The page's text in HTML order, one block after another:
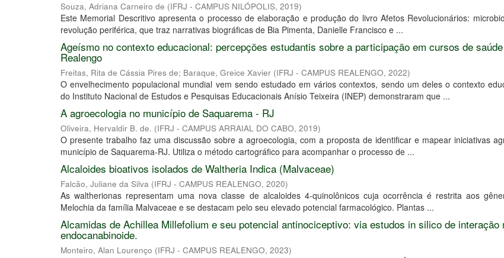
Souza, Adriana Carneiro de (IFRJ - CAMPUS NILÓPOLIS, 2019)
Este Memorial Descritivo apresenta o processo de elaboração e produção do livro Afetos Revolucionários:
revolução periférica, que traz narrativas biográficas de Bia Pimenta, Danielle Francisco e ...
Ageísmo no contexto educacional: percepções estudantis sobre a participação em cursos de
Realengo
Freitas, Rita de Cássia Pires de; Baraque, Greice Xavier (IFRJ - CAMPUS REALENGO, 2022)
O envelhecimento populacional mundial vem sendo estudado em vários contextos, sendo um deles o contexto
do Instituto Nacional de Estudos e Pesquisas Educacionais Anísio Teixeira (INEP) demonstraram que ...
A agroecologia no município de Saquarema - RJ
Oliveira, Hervaldir B. de. (IFRJ - CAMPUS ARRAIAL DO CABO, 2019)
O presente trabalho faz uma discussão sobre a agroecologia, com a proposta de identificar e mapear iniciativas
município de Saquarema-RJ. Utiliza o método cartográfico para acompanhar o processo de ...
Alcaloides bioativos isolados de Waltheria Indica (Malvaceae)
Falcão, Juliane da Silva (IFRJ - CAMPUS REALENGO, 2020)
As waltherionas representam uma nova classe de alcaloides 4-quinolônicos cuja ocorrência é restrita aos
Melochia da família Malvaceae e se destacam pelo seu elevado potencial farmacológico. Plantas ...
Alcamidas de Achillea Millefolium e seu potencial antinociceptivo: via estudos in silico de interação
endocanabinoide.
Monteiro, Alan Lourenço (IFRJ - CAMPUS REALENGO, 2023)